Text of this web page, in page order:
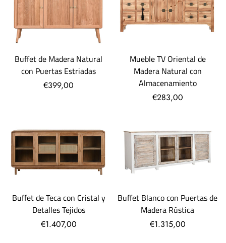
Buffet de Madera Natural
con Puertas Estriadas
€399,00
Mueble TV Oriental de
Madera Natural con
Almacenamiento
€283,00
Buffet de Teca con Cristal y
Detalles Tejidos
€1.407,00
Buffet Blanco con Puertas de
Madera Rústica
€1.315,00